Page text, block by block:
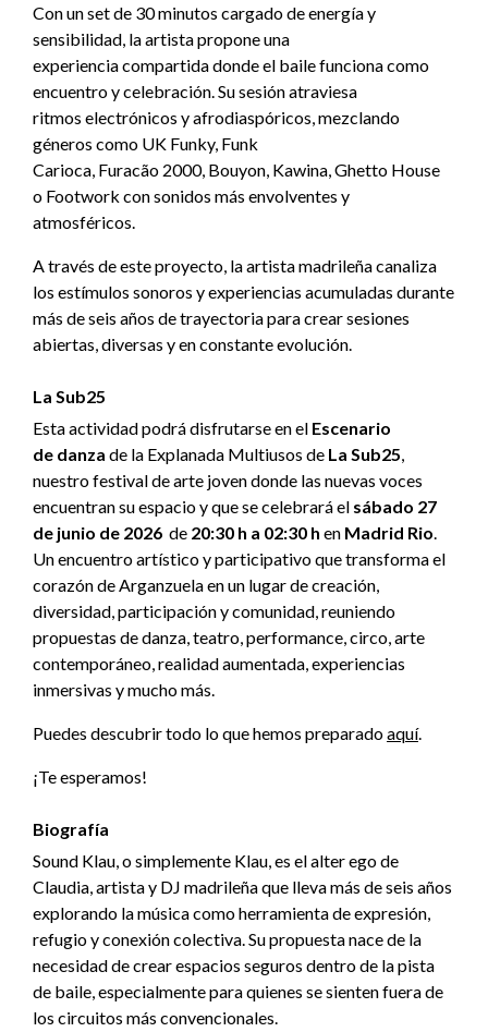
Con un set de 30 minutos cargado de energía y
sensibilidad, la artista propone una
experiencia compartida donde el baile funciona como
encuentro y celebración. Su sesión atraviesa
ritmos electrónicos y afrodiaspóricos, mezclando
géneros como UK Funky, Funk
Carioca, Furacão 2000, Bouyon, Kawina, Ghetto House
o Footwork con sonidos más envolventes y
atmosféricos.
A través de este proyecto, la artista madrileña canaliza
los estímulos sonoros y experiencias acumuladas durante
más de seis años de trayectoria para crear sesiones
abiertas, diversas y en constante evolución.
La Sub25
Esta actividad podrá disfrutarse en el Escenario
de danza de la Explanada Multiusos de La Sub25,
nuestro festival de arte joven donde las nuevas voces
encuentran su espacio y que se celebrará el sábado 27
de junio de 2026 de 20:30 h a 02:30 h en Madrid Rio.
Un encuentro artístico y participativo que transforma el
corazón de Arganzuela en un lugar de creación,
diversidad, participación y comunidad, reuniendo
propuestas de danza, teatro, performance, circo, arte
contemporáneo, realidad aumentada, experiencias
inmersivas y mucho más.
Puedes descubrir todo lo que hemos preparadoaquí.
¡Te esperamos!
Biografía
Sound Klau, o simplemente Klau, es el alter ego de
Claudia, artista y DJ madrileña que lleva más de seis años
explorando la música como herramienta de expresión,
refugio y conexión colectiva. Su propuesta nace de la
necesidad de crear espacios seguros dentro de la pista
de baile, especialmente para quienes se sienten fuera de
los circuitos más convencionales.